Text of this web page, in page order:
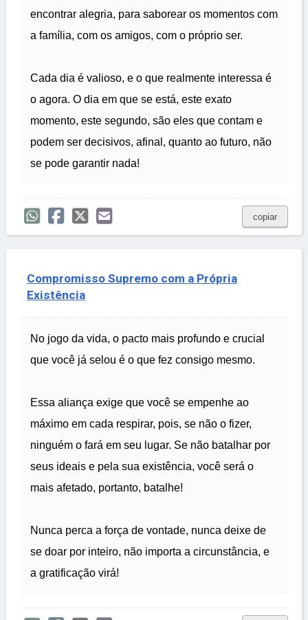
encontrar alegria, para saborear os momentos com
a família, com os amigos, com o próprio ser.
Cada dia é valioso, e o que realmente interessa é
o agora. O dia em que se está, este exato
momento, este segundo, são eles que contam e
podem ser decisivos, afinal, quanto ao futuro, não
se pode garantir nada!
copiar
Compromisso Supremo com a Própria
Existência
No jogo da vida, o pacto mais profundo e crucial
que você já selou é o que fez consigo mesmo.
Essa aliança exige que você se empenhe ao
máximo em cada respirar, pois, se não o fizer,
ninguém o fará em seu lugar. Se não batalhar por
seus ideais e pela sua existência, você será o
mais afetado, portanto, batalhe!
Nunca perca a força de vontade, nunca deixe de
se doar por inteiro, não importa a circunstância, e
a gratificação virá!